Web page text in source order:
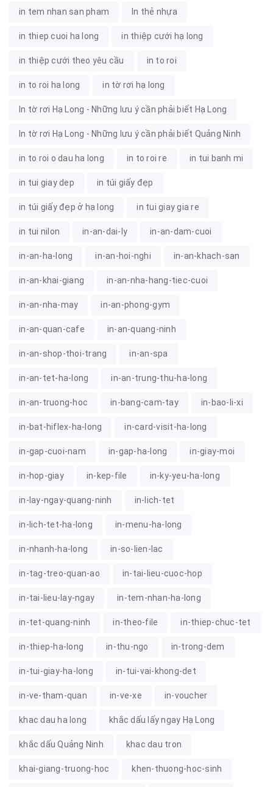
in tem nhan san pham In thẻ nhựa
in thiep cuoi ha long in thiệp cưới hạ long
in thiệp cưới theo yêu cầu in to roi
in to roi ha long in tờ rơi hạ long
In tờ rơi Hạ Long - Những lưu ý cần phải biết Hạ Long
In tờ rơi Hạ Long - Những lưu ý cần phải biết Quảng Ninh
in to roi o dau ha long in to roi re in tui banh mi
in tui giay dep in túi giấy đẹp
in túi giấy đẹp ở hạ long in tui giay gia re
in tui nilon in-an-dai-ly in-an-dam-cuoi
in-an-ha-long in-an-hoi-nghi in-an-khach-san
in-an-khai-giang in-an-nha-hang-tiec-cuoi
in-an-nha-may in-an-phong-gym
in-an-quan-cafe in-an-quang-ninh
in-an-shop-thoi-trang in-an-spa
in-an-tet-ha-long in-an-trung-thu-ha-long
in-an-truong-hoc in-bang-cam-tay in-bao-li-xi
in-bat-hiflex-ha-long in-card-visit-ha-long
in-gap-cuoi-nam in-gap-ha-long in-giay-moi
in-hop-giay in-kep-file in-ky-yeu-ha-long
in-lay-ngay-quang-ninh in-lich-tet
in-lich-tet-ha-long in-menu-ha-long
in-nhanh-ha-long in-so-lien-lac
in-tag-treo-quan-ao in-tai-lieu-cuoc-hop
in-tai-lieu-lay-ngay in-tem-nhan-ha-long
in-tet-quang-ninh in-theo-file in-thiep-chuc-tet
in-thiep-ha-long in-thu-ngo in-trong-dem
in-tui-giay-ha-long in-tui-vai-khong-det
in-ve-tham-quan in-ve-xe in-voucher
khac dau ha long khắc dấu lấy ngay Hạ Long
khắc dấu Quảng Ninh khac dau tron
khai-giang-truong-hoc khen-thuong-hoc-sinh